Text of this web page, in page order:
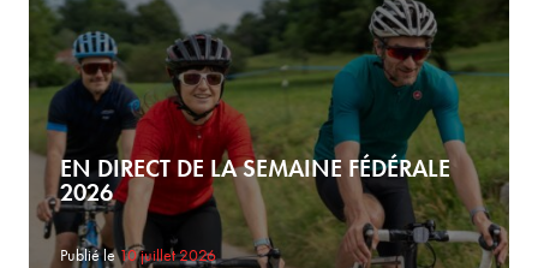
EN DIRECT DE LA SEMAINE FÉDÉRALE
2026
Publié le10 juillet 2026